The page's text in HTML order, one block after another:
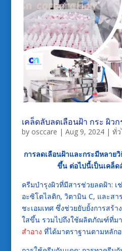
เคล็ดลับลดเลือนฝ้า กระ ผิวก
by osccare | Aug 9, 2024| ทั่
การลดเลือนฝ้าและกระมีหลาย
ขึ้น ต่อไปนี้เป็นเคล็
ครีมบำรุงผิวที่มีสารช่วยลดฝ้า:
อะซิโตไลติก, วิตามิน C, และส
ชะเอมเทศ ซึ่งช่วยยับยั้งการสร้า
ใสขึ้น รวมไปถึงใช้ผลิตภัณฑ์ที่ม
สำอาง ที่ได้มาตราฐานตามหลัก